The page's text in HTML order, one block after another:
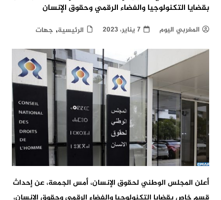
بقضايا التكنولوجيا والفضاء الرقمي وحقوق الإنسان
المغربي اليوم 7 يناير، 2023 الرئيسية, جهات
أعلن المجلس الوطني لحقوق الإنسان، أمس الجمعة، عن إحداث